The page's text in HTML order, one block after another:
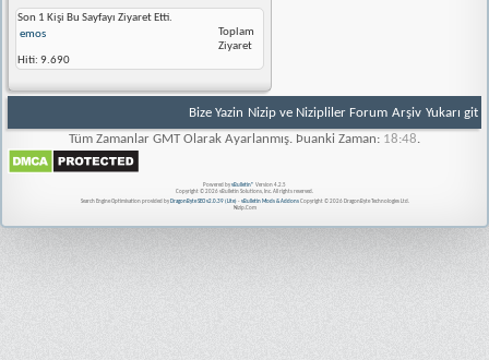
Son 1 Kişi Bu Sayfayı Ziyaret Etti.
emos
Toplam
Ziyaret
Hiti: 9.690
Bize Yazin Nizip ve Nizipliler Forum Arşiv Yukarı git
Tüm Zamanlar GMT Olarak Ayarlanmış. Þuanki Zaman: 18:48.
Powered by vBulletin® Version 4.2.5
Copyright © 2026 vBulletin Solutions, Inc. All rights reserved.
Search Engine Optimisation provided by DragonByte SEO v2.0.39 (Lite)- vBulletin Mods & AddonsCopyright © 2026 DragonByte Technologies Ltd.
Nizip.Com